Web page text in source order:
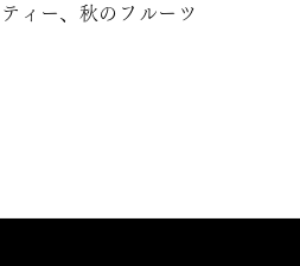
ィー、秋のフルーツ